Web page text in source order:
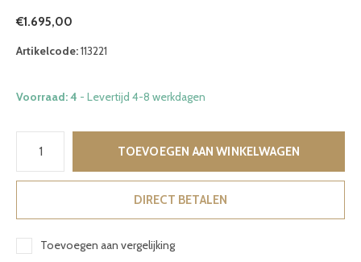
€1.695,00
Artikelcode:113221
Voorraad: 4 - Levertijd 4-8 werkdagen
TOEVOEGEN AAN WINKELWAGEN
DIRECT BETALEN
Toevoegen aan vergelijking